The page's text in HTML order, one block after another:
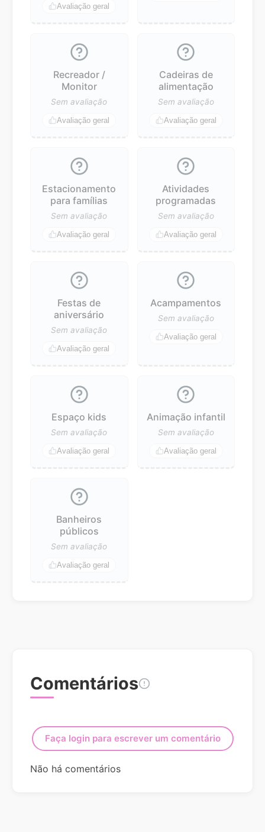
Avaliação geral
Recreador /
Monitor
Sem avaliação
Avaliação geral
Cadeiras de
alimentação
Sem avaliação
Avaliação geral
Estacionamento
para famílias
Sem avaliação
Avaliação geral
Atividades
programadas
Sem avaliação
Avaliação geral
Festas de
aniversário
Sem avaliação
Avaliação geral
Acampamentos
Sem avaliação
Avaliação geral
Espaço kids
Sem avaliação
Avaliação geral
Animação infantil
Sem avaliação
Avaliação geral
Banheiros
públicos
Sem avaliação
Avaliação geral
Comentários
Faça login para escrever um comentário
Não há comentários